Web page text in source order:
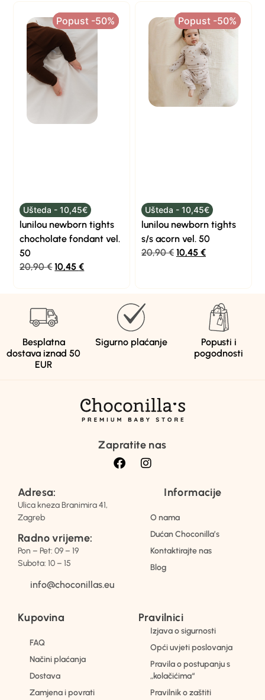
Popust -50%
Popust -50%
Ušteda - 10,45€
lunilou newborn tights
chocholate fondant vel.
50
20,90€ 10,45€
Popust -50%
Popust -50%
Ušteda - 10,45€
lunilou newborn tights
s/s acorn vel. 50
20,90€ 10,45 €
Besplatna
dostava iznad 50
EUR
Sigurno plaćanje
Popusti i
pogodnosti
Zapratite nas
Adresa:
Ulica kneza Branimira 41,
Zagreb
Radno vrijeme:
Pon – Pet: 09 – 19
Subota: 10 – 15
info@choconillas.eu
Informacije
O nama
Dućan Choconilla’s
Kontaktirajte nas
Blog
Kupovina
FAQ
Načini plaćanja
Dostava
Zamjena i povrati
Pravilnici
Izjava o sigurnosti
Opći uvjeti poslovanja
Pravila o postupanju s
„kolačićima“
Pravilnik o zaštiti